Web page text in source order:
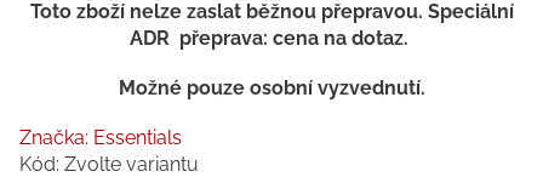
Toto zboží nelze zaslat běžnou přepravou. Speciální
ADR přeprava: cena na dotaz.
Možné pouze osobní vyzvednutí.
Značka: Essentials
Kód: Zvolte variantu